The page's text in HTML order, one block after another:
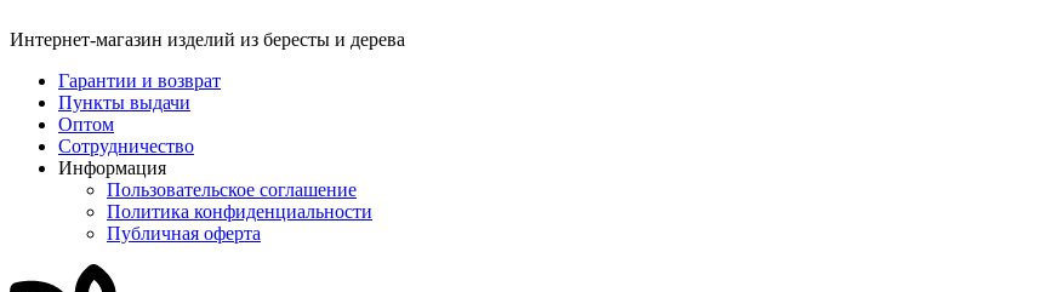
Интернет-магазин изделий из бересты и дерева
Гарантии и возврат
Пункты выдачи
Оптом
Сотрудничество
Информация
Пользовательское соглашение
Политика конфиденциальности
Публичная оферта